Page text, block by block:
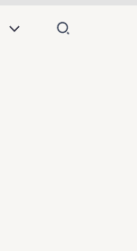
Rechercher